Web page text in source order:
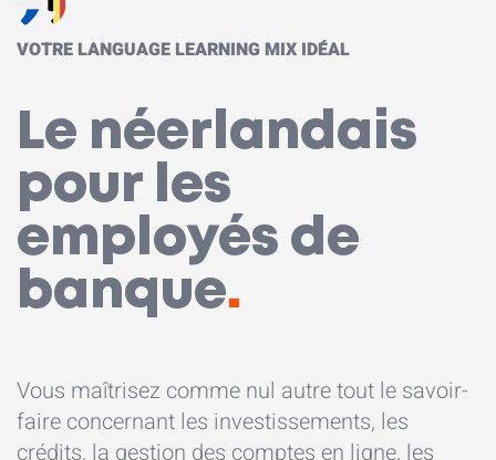
VOTRE LANGUAGE LEARNING MIX IDÉAL
Le néerlandais
pour les
employés de
banque.
Vous maîtrisez comme nul autre tout le savoir-
faire concernant les investissements, les
crédits, la gestion des comptes en ligne, les